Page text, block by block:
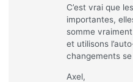
C’est vrai que
importantes,
somme
et utilisons
changements
Axel,